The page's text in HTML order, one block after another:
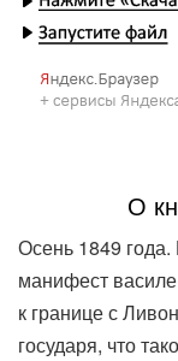
О
Осень 1849 года.
манифест
к границе с
государя, что